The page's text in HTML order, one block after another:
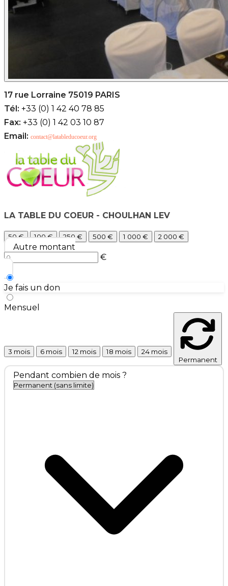
17 rue Lorraine 75019 PARIS
Tél: +33 (0) 1 42 40 78 85
Fax: +33 (0) 1 42 03 10 87
Email: contact@latableducoeur.org
LA TABLE DU COEUR - CHOULHAN LEV
50 € 100 € 250 € 500 € 1 000 € 2 000 €
Autre montant
€
Je fais un don
Mensuel
3 mois 6 mois 12 mois 18 mois
24 mois
Permanent
Pendant combien de mois ?